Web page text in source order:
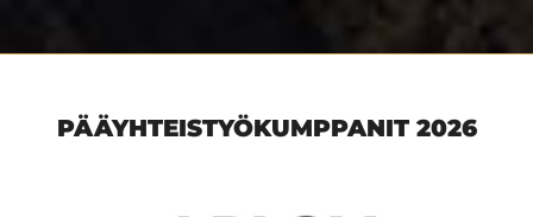
PÄÄYHTEISTYÖKUMPPANIT 2026